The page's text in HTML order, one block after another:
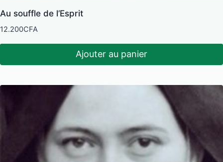
Au souffle de l’Esprit
12.200CFA
Ajouter au panier